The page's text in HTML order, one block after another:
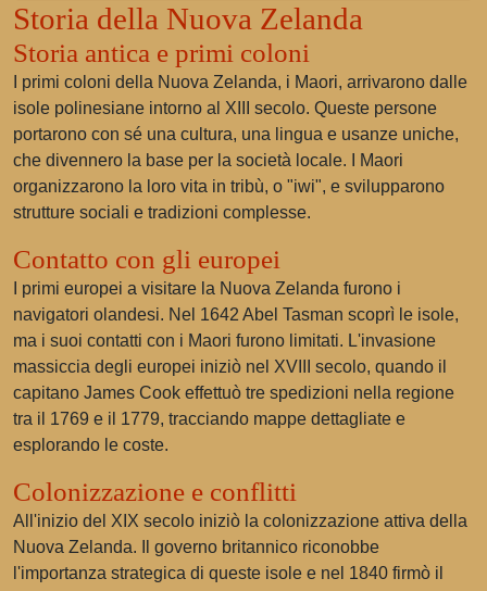
Storia della Nuova Zelanda
Storia antica e primi coloni
I primi coloni della Nuova Zelanda, i Maori, arrivarono dalle
isole polinesiane intorno al XIII secolo. Queste persone
portarono con sé una cultura, una lingua e usanze uniche,
che divennero la base per la società locale. I Maori
organizzarono la loro vita in tribù, o "iwi", e svilupparono
strutture sociali e tradizioni complesse.
Contatto con gli europei
I primi europei a visitare la Nuova Zelanda furono i
navigatori olandesi. Nel 1642 Abel Tasman scoprì le isole,
ma i suoi contatti con i Maori furono limitati. L'invasione
massiccia degli europei iniziò nel XVIII secolo, quando il
capitano James Cook effettuò tre spedizioni nella regione
tra il 1769 e il 1779, tracciando mappe dettagliate e
esplorando le coste.
Colonizzazione e conflitti
All'inizio del XIX secolo iniziò la colonizzazione attiva della
Nuova Zelanda. Il governo britannico riconobbe
l'importanza strategica di queste isole e nel 1840 firmò il